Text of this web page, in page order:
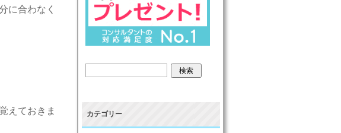
に合わなく
えておきま
カテゴリー